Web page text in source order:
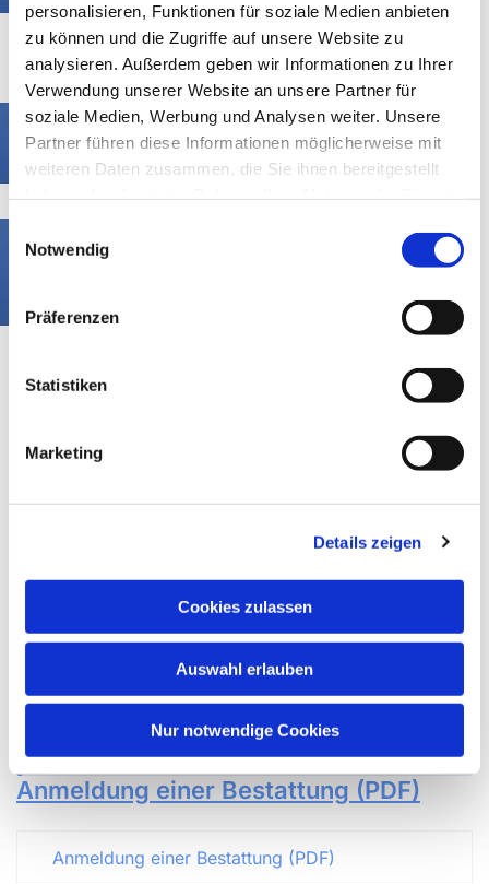
personalisieren, Funktionen für soziale Medien anbieten
zu können und die Zugriffe auf unsere Website zu
analysieren. Außerdem geben wir Informationen zu Ihrer
Verwendung unserer Website an unsere Partner für
soziale Medien, Werbung und Analysen weiter. Unsere
Partner führen diese Informationen möglicherweise mit
weiteren Daten zusammen, die Sie ihnen bereitgestellt
Notwendig
Präferenzen
Statistiken
Marketing
Details zeigen
Cookies zulassen
Auswahl erlauben
Nur notwendige Cookies
Die Grabpflege
Die jährliche Grabpflege
Die Satzungen
Die Gebührensatzung (PDF)
Anmeldung einer Bestattung (PDF)
Anmeldung einer Bestattung (PDF)